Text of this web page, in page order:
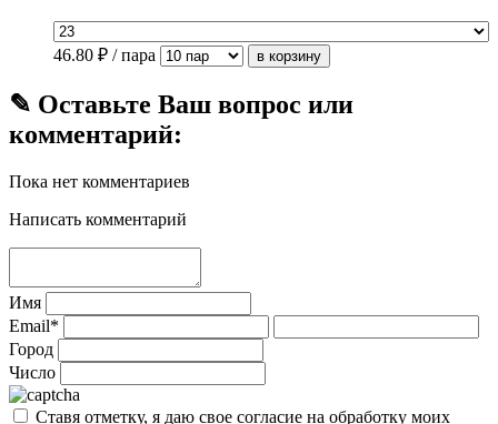
46.80 ₽ / пара
✎ Оставьте Ваш вопрос или
комментарий:
Пока нет комментариев
Написать комментарий
Имя
Email*
Город
Число
Ставя отметку, я даю свое согласие на обработку моих